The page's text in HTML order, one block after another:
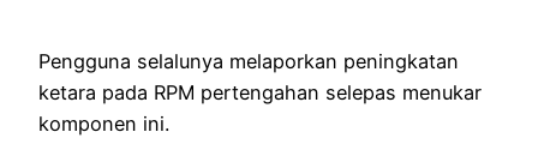
Pengguna selalunya melaporkan peningkatan
ketara pada RPM pertengahan selepas menukar
komponen ini.